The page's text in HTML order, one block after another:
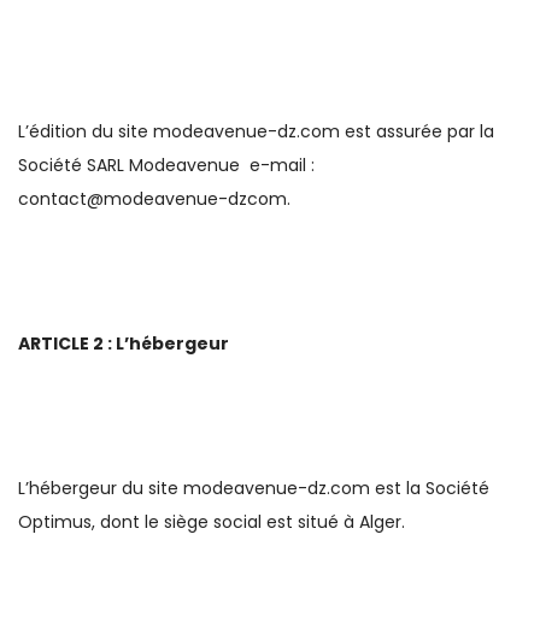
L’édition du site modeavenue-dz.com est assurée par la
Société SARL Modeavenue e-mail :
contact@modeavenue-dzcom.
ARTICLE 2 : L’hébergeur
L’hébergeur du site modeavenue-dz.com est la Société
Optimus, dont le siège social est situé à Alger.